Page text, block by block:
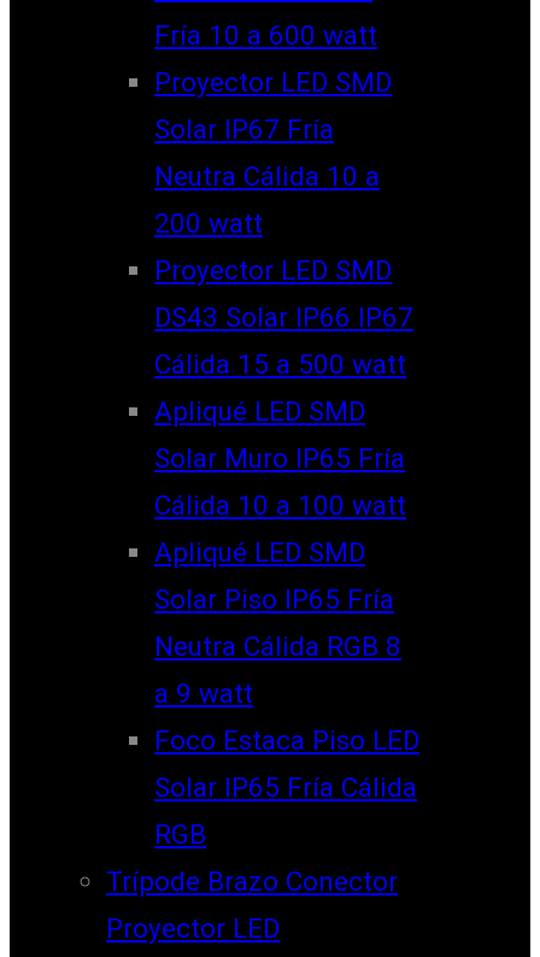
Fría 10 a 600 watt
Proyector LED SMD
Solar IP67 Fría
Neutra Cálida 10 a
200 watt
Proyector LED SMD
DS43 Solar IP66 IP67
Cálida 15 a 500 watt
Apliqué LED SMD
Solar Muro IP65 Fría
Cálida 10 a 100 watt
Apliqué LED SMD
Solar Piso IP65 Fría
Neutra Cálida RGB 8
a 9 watt
Foco Estaca Piso LED
Solar IP65 Fría Cálida
RGB
Trípode Brazo Conector
Proyector LED